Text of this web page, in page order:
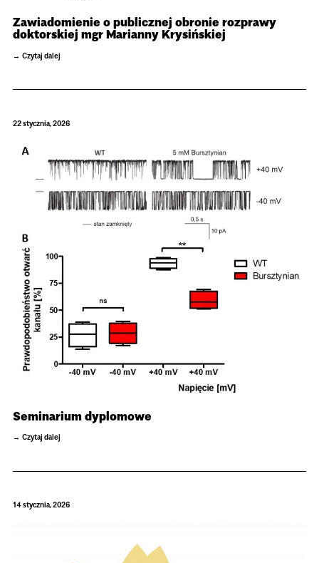
Zawiadomienie o publicznej obronie rozprawy
doktorskiej mgr Marianny Krysińskiej
Czytaj dalej
22 stycznia, 2026
Seminarium dyplomowe
Czytaj dalej
14 stycznia, 2026